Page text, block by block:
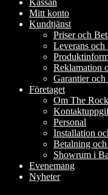
Kassan
Mitt konto
Kundtjänst
Priser och
Leverans och
Reklamation
Garantier och
Företaget
Om The Rock
Personal
Installation
Betalning
Showrum i
Evenemang
Nyheter